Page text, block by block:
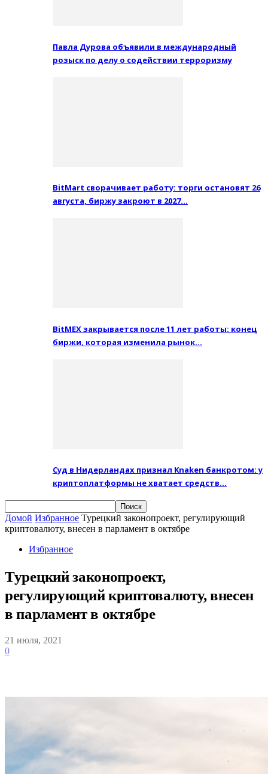
Павла Дурова объявили в международный
розыск по делу о содействии терроризму
BitMart сворачивает работу: торги остановят 26
августа, биржу закроют в 2027…
BitMEX закрывается после 11 лет работы: конец
биржи, которая изменила рынок…
Суд в Нидерландах признал Knaken банкротом: у
криптоплатформы не хватает средств…
Домой Избранное Турецкий законопроект, регулирующий
криптовалюту, внесен в парламент в октябре
Избранное
Турецкий законопроект,
регулирующий криптовалюту, внесен
в парламент в октябре
21 июля, 2021
0